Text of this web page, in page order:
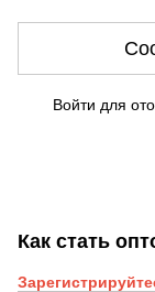
Войти для
Как стать